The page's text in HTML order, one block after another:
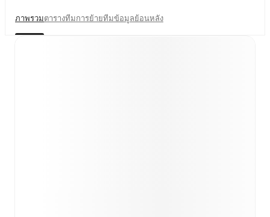
ภาพรวมตารางทีมการย้ายทีมข้อมูลย้อนหลัง